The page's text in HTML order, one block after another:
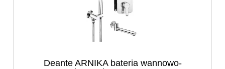
Deante ARNIKA bateria wannowo-